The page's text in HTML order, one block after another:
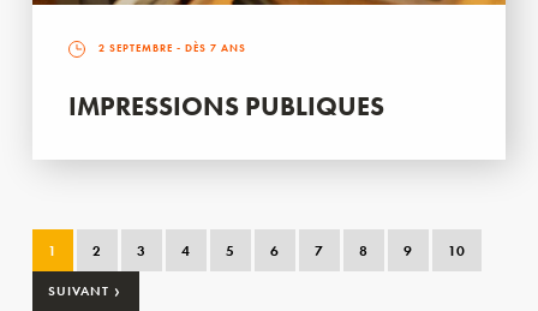
2 SEPTEMBRE - DÈS 7 ANS
IMPRESSIONS PUBLIQUES
1 2 3 4 5 6 7 8 9 10
SUIVANT ›